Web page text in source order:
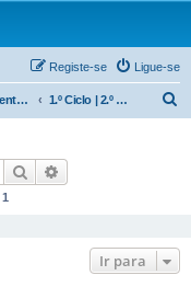
Ligue-se
Registe-se
Leitura orientada | 1.º e 2.º Ciclos 1.º Ciclo | 2.º Ano
Pesquisar
1
Ir para